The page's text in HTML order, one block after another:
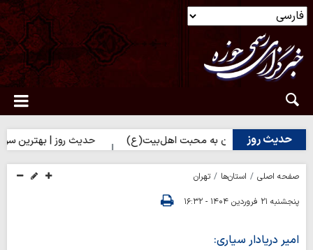
حدیث روز
راه نزدیک شدن به محبت اهل‌بیت(ع) حدیث روز | بهترین سرمایه
صفحه اصلی استان‌ها
تهران
پنجشنبه ۲۱ فروردین ۱۴۰۴ - ۱۶:۳۲
امیر دریادار سیاری: